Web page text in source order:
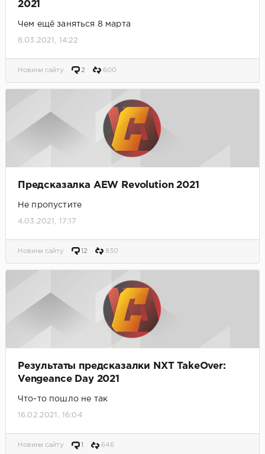
2021
Чем ещё заняться 8 марта
8.03.2021, 14:22
Новини сайту 2 600
Предсказалка AEW Revolution 2021
Не пропустите
4.03.2021, 17:17
Новини сайту 12 830
Результаты предсказалки NXT TakeOver:
Vengeance Day 2021
Что-то пошло не так
16.02.2021, 16:04
Новини сайту 1 646